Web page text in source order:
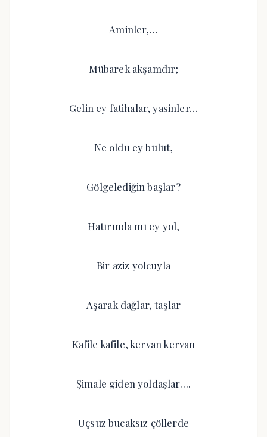
Aminler,…
Mübarek akşamdır;
Gelin ey fatihalar, yasinler…
Ne oldu ey bulut,
Gölgelediğin başlar?
Hatırında mı ey yol,
Bir aziz yolcuyla
Aşarak dağlar, taşlar
Kafile kafile, kervan kervan
Şimale giden yoldaşlar….
Uçsuz bucaksız çöllerde